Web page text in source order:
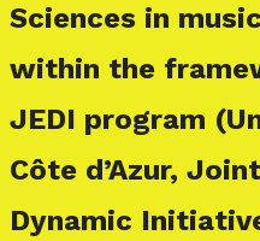
Sciences in
within the
JEDI program
Côte d’Azur,
Dynamic